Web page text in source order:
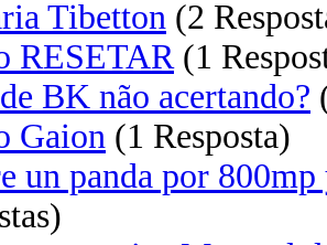
Tibetton (2
RESETAR (1
BK não acertando?
Gaion (1 Resposta)
un panda por